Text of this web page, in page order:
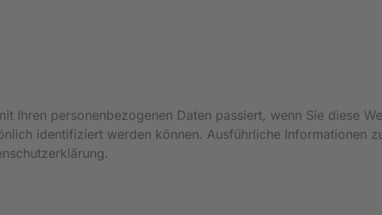
Ihren personenbezogenen Daten passiert, wenn Sie diese
identifiziert werden können. Ausführliche Informationen